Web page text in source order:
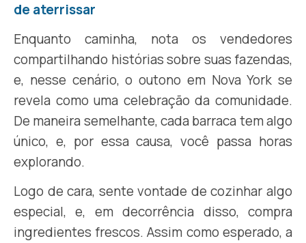
de aterrissar
Enquanto caminha, nota os vendedores
compartilhando histórias sobre suas fazendas,
e, nesse cenário, o outono em Nova York se
revela como uma celebração da comunidade.
De maneira semelhante, cada barraca tem algo
único, e, por essa causa, você passa horas
explorando.
Logo de cara, sente vontade de cozinhar algo
especial, e, em decorrência disso, compra
ingredientes frescos. Assim como esperado, a